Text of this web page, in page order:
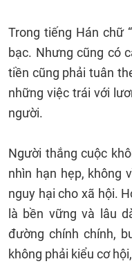
Trong tiếng Hán chữ
bạc. Nhưng cũng có
tiền cũng phải tuân
những việc trái với
người.
Người thắng cuộc
nhìn hạn hẹp, không
nguy hại cho xã hội.
là bền vững và lâu
đường chính chính,
không phải kiểu cơ